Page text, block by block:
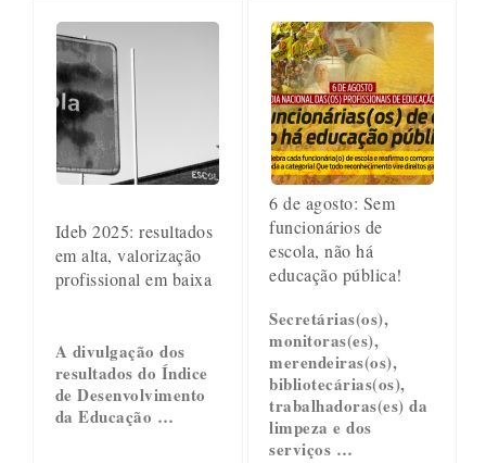
Ideb 2025: resultados
em alta, valorização
profissional em baixa
A divulgação dos
resultados do Índice
de Desenvolvimento
da Educação …
6 de agosto: Sem
funcionários de
escola, não há
educação pública!
Secretárias(os),
monitoras(es),
merendeiras(os),
bibliotecárias(os),
trabalhadoras(es) da
limpeza e dos
serviços …